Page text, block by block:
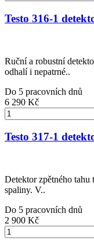
Testo 316-1
Ruční a robustní
odhalí i nepatrné..
Do 5 pracovních dnů
6 290 Kč
Testo 317-1
Detektor zpětného
spaliny. V..
Do 5 pracovních dnů
2 900 Kč